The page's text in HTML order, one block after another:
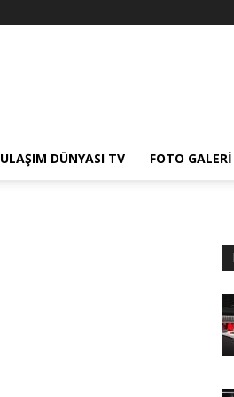
ULAŞIM DÜNYASI TV FOTO GALERI